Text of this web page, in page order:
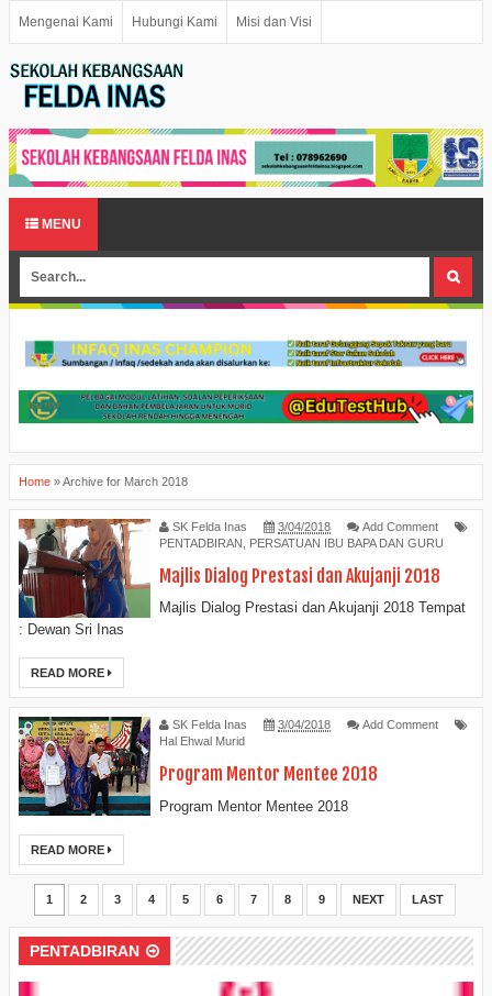
Mengenai Kami Hubungi Kami Misi dan Visi
MENU
Home »Archive for March 2018
SK Felda Inas 3/04/2018
Add Comment
PENTADBIRAN
PERSATUAN IBU BAPA DAN GURU
Majlis Dialog Prestasi dan Akujanji 2018
Majlis Dialog Prestasi dan Akujanji 2018 Tempat
: Dewan Sri Inas
READ MORE
SK Felda Inas 3/04/2018
Add Comment
Hal Ehwal Murid
Program Mentor Mentee 2018
Program Mentor Mentee 2018
READ MORE
1 2 3 4 5 6 7 8 9 NEXT LAST
PENTADBIRAN